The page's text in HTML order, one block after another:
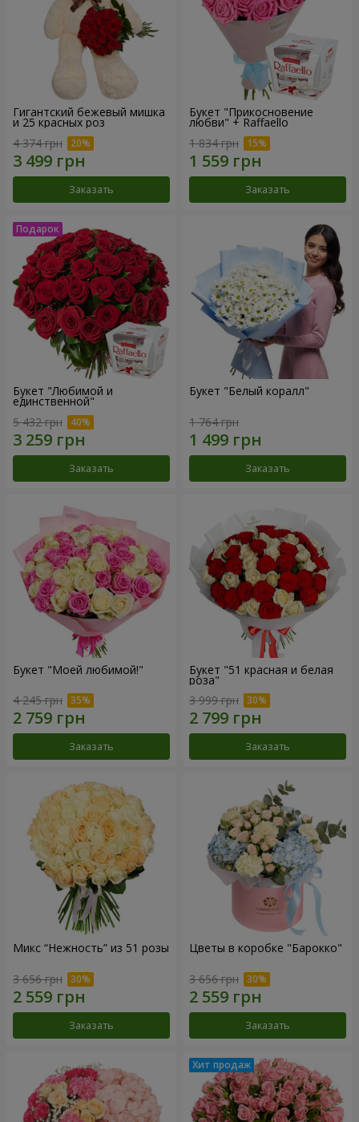
Гигантский бежевый мишка
и 25 красных роз
4 374 грн
Заказать
Букет "Прикосновение
любви" + Raffaello
1 834 грн
Заказать
Букет "Любимой и
единственной"
5 432 грн
Заказать
Букет "Белый коралл"
1 764 грн
Заказать
Букет "Моей любимой!"
4 245 грн
Заказать
Букет "51 красная и белая
роза"
3 999 грн
Заказать
Микс “Нежность” из 51 розы
3 656 грн
Заказать
Цветы в коробке "Барокко"
3 656 грн
Заказать